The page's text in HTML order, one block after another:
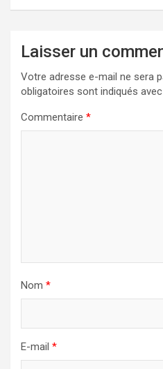
Laisser un
Votre adresse e-mail ne sera
obligatoires sont indiqués avec
Commentaire *
Nom *
E-mail *